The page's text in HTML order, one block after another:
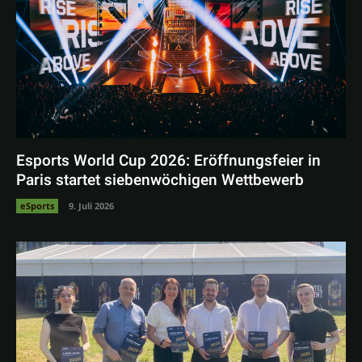
Esports World Cup 2026: Eröffnungsfeier in
Paris startet siebenwöchigen Wettbewerb
eSports 9. Juli 2026